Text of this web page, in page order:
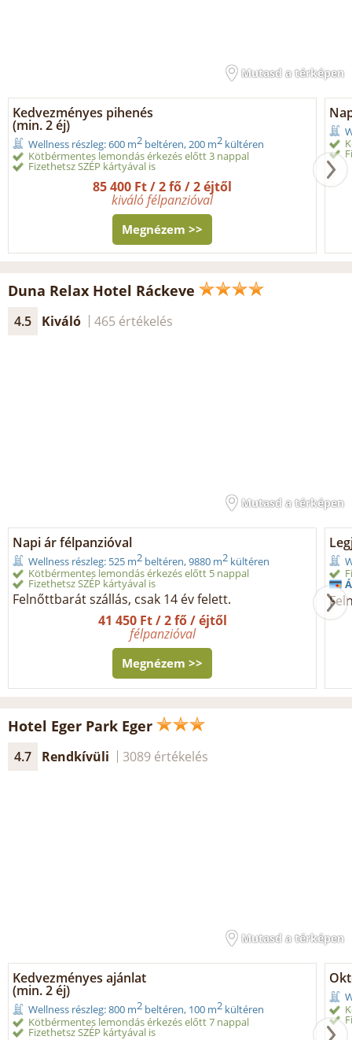
Mutasd a térképen
Kedvezményes pihenés
(min. 2 éj)
Wellness részleg: 600 m2 beltéren, 200 m2 kültéren
Kötbérmentes lemondás érkezés előtt 3 nappal
Fizethetsz SZÉP kártyával is
85 400 Ft / 2 fő / 2 éjtől
kiváló félpanzióval
Megnézem >>
Duna Relax Hotel Ráckeve
4.5 Kiváló 465 értékelés
Mutasd a térképen
Napi ár félpanzióval
Wellness részleg: 525 m2 beltéren, 9880 m2 kültéren
Kötbérmentes lemondás érkezés előtt 5 nappal
Fizethetsz SZÉP kártyával is
Felnőttbarát szállás, csak 14 év felett.
41 450 Ft / 2 fő / éjtől
félpanzióval
Megnézem >>
Hotel Eger Park Eger
4.7 Rendkívüli 3089 értékelés
Mutasd a térképen
Kedvezményes ajánlat
(min. 2 éj)
Wellness részleg: 800 m2 beltéren, 100 m2 kültéren
Kötbérmentes lemondás érkezés előtt 7 nappal
Fizethetsz SZÉP kártyával is